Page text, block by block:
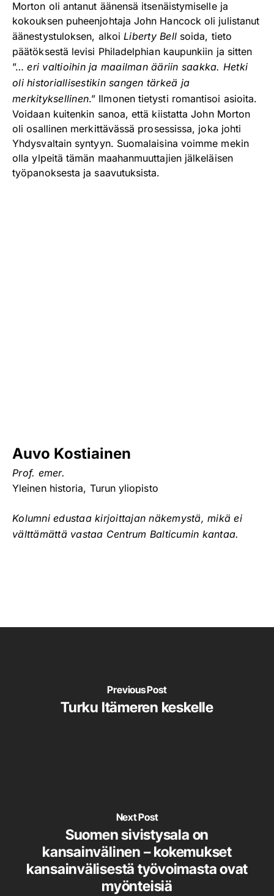
Morton oli antanut äänensä itsenäistymiselle ja
kokouksen puheenjohtaja John Hancock oli julistanut
äänestystuloksen, alkoi Liberty Bell soida, tieto
päätöksestä levisi Philadelphian kaupunkiin ja sitten
”…eri valtioihin ja maailman ääriin saakka. Hetki
oli historiallisestikin sangen tärkeä ja
merkityksellinen.” Ilmonen tietysti romantisoi asioita.
Voidaan kuitenkin sanoa, että kiistatta John Morton
oli osallinen merkittävässä prosessissa, joka johti
Yhdysvaltain syntyyn. Suomalaisina voimme mekin
olla ylpeitä tämän maahanmuuttajien jälkeläisen
työpanoksesta ja saavutuksista.
Auvo Kostiainen
Prof. emer.
Yleinen historia, Turun yliopisto
Kolumni edustaa kirjoittajan näkemystä, mikä ei
välttämättä vastaa Centrum Balticumin kantaa.
Previous Post
Turku Itämeren keskelle
Next Post
Suomen sivistysala on
kansainvälinen – kokemukset
kansainvälisestä työvoimasta ovat
myönteisiä